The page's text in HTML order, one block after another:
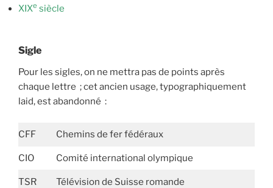
XIXe siècle
Sigle
Pour les sigles, on ne mettra pas de points après
chaque lettre ; cet ancien usage, typographiquement
laid, est abandonné :
CFF Chemins de fer fédéraux
CIO Comité international olympique
TSR Télévision de Suisse romande